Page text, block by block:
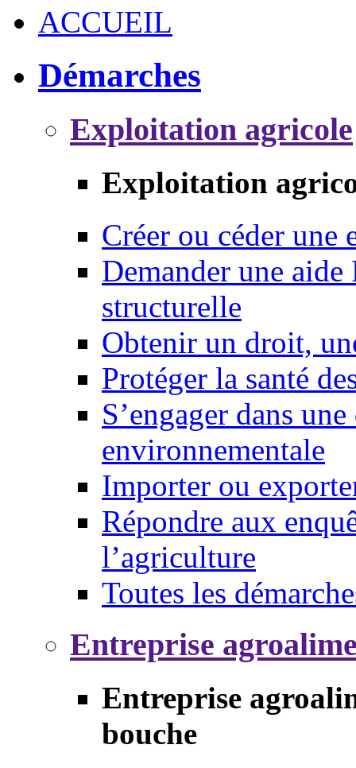
ACCUEIL
Démarches
Exploitation agricole
Exploitation
Créer ou céder une
Demander une
structurelle
Obtenir un droit,
Protéger la santé
S’engager dans
environnementale
Importer ou
Répondre aux
l’agriculture
Toutes les
Entreprise
Entreprise
bouche